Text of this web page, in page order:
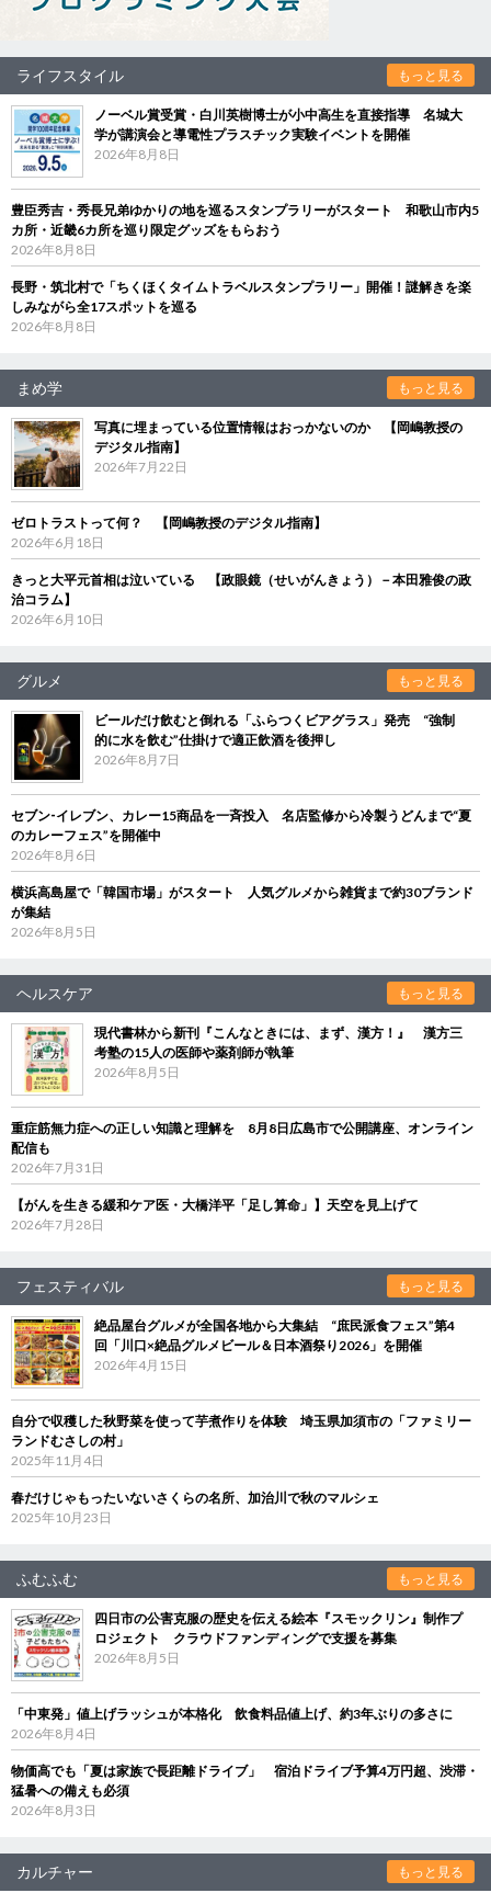
ライフスタイル もっと見る
ノーベル賞受賞・白川英樹博士が小中高生を直接指導 名城大
学が講演会と導電性プラスチック実験イベントを開催
2026年8月8日
豊臣秀吉・秀長兄弟ゆかりの地を巡るスタンプラリーがスタート 和歌山市内5
カ所・近畿6カ所を巡り限定グッズをもらおう
2026年8月8日
長野・筑北村で「ちくほくタイムトラベルスタンプラリー」開催！謎解きを楽
しみながら全17スポットを巡る
2026年8月8日
まめ学 もっと見る
写真に埋まっている位置情報はおっかないのか 【岡嶋教授の
デジタル指南】
2026年7月22日
ゼロトラストって何？ 【岡嶋教授のデジタル指南】
2026年6月18日
きっと大平元首相は泣いている 【政眼鏡（せいがんきょう）－本田雅俊の政
治コラム】
2026年6月10日
グルメ もっと見る
ビールだけ飲むと倒れる「ふらつくビアグラス」発売 “強制
的に水を飲む”仕掛けで適正飲酒を後押し
2026年8月7日
セブン‐イレブン、カレー15商品を一斉投入 名店監修から冷製うどんまで“夏
のカレーフェス”を開催中
2026年8月6日
横浜高島屋で「韓国市場」がスタート 人気グルメから雑貨まで約30ブランド
が集結
2026年8月5日
ヘルスケア もっと見る
現代書林から新刊『こんなときには、まず、漢方！』 漢方三
考塾の15人の医師や薬剤師が執筆
2026年8月5日
重症筋無力症への正しい知識と理解を 8月8日広島市で公開講座、オンライン
配信も
2026年7月31日
【がんを生きる緩和ケア医・大橋洋平「足し算命」】天空を見上げて
2026年7月28日
フェスティバル もっと見る
絶品屋台グルメが全国各地から大集結 “庶民派食フェス”第4
回「川口×絶品グルメビール＆日本酒祭り2026」を開催
2026年4月15日
自分で収穫した秋野菜を使って芋煮作りを体験 埼玉県加須市の「ファミリー
ランドむさしの村」
2025年11月4日
春だけじゃもったいないさくらの名所、加治川で秋のマルシェ
2025年10月23日
ふむふむ もっと見る
四日市の公害克服の歴史を伝える絵本『スモックリン』制作プ
ロジェクト クラウドファンディングで支援を募集
2026年8月5日
「中東発」値上げラッシュが本格化 飲食料品値上げ、約3年ぶりの多さに
2026年8月4日
物価高でも「夏は家族で長距離ドライブ」 宿泊ドライブ予算4万円超、渋滞・
猛暑への備えも必須
2026年8月3日
カルチャー もっと見る